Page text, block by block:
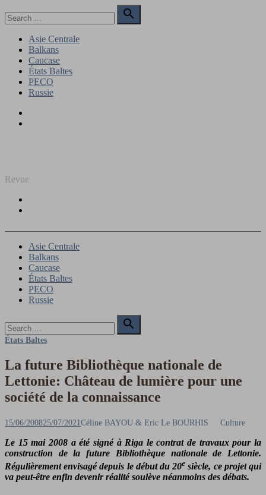
to
for:

Search
Asie Centrale
Balkans
Caucase
États Baltes
PECO
Russie
Revue
Asie Centrale
Balkans
Caucase
États Baltes
PECO
Russie
for:

Search
États Baltes
La future Bibliothèque nationale de
Lettonie: Château de lumière pour une
société de la connaissance
Posted
15/06/200825/07/2021 Author
Céline BAYOU & Eric Le BOURHIS Culture
Le 15 mai 2008 a été signé à Riga le contrat de travaux pour la
construction de la future Bibliothèque nationale de Lettonie.
Régulièrement envisagé depuis le début du 20e siècle, ce projet qui
va peut-être enfin devenir réalité soulève néanmoins des débats.